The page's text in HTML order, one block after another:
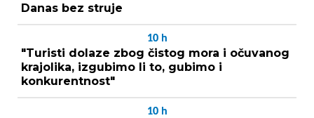
Danas bez struje
10 h
"Turisti dolaze zbog čistog mora i očuvanog
krajolika, izgubimo li to, gubimo i
konkurentnost"
10 h